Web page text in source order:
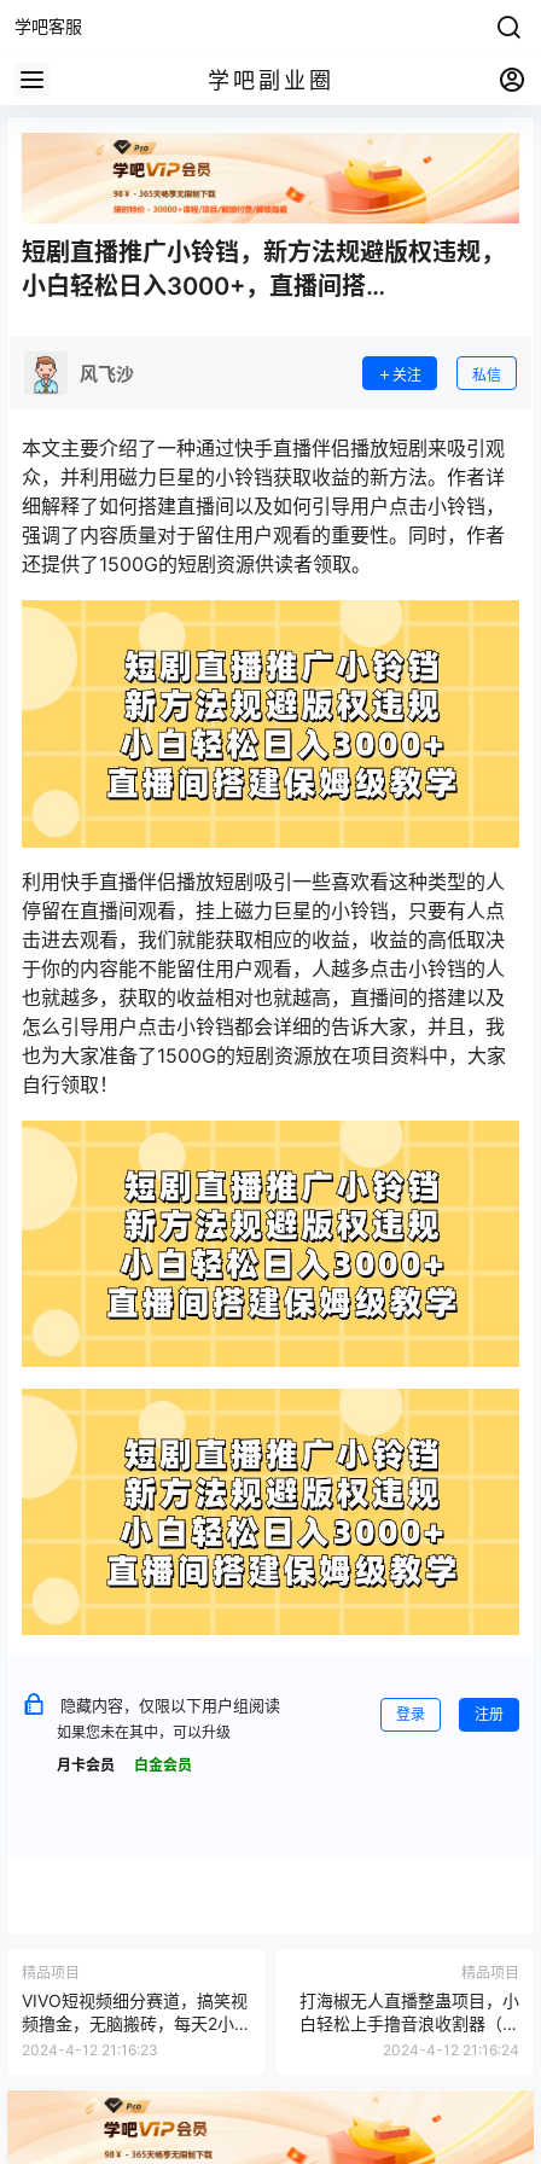
学吧客服
学吧副业圈
短剧直播推广小铃铛，新方法规避版权违规，
小白轻松日入3000+，直播间搭…
风飞沙 关注 私信
本文主要介绍了一种通过快手直播伴侣播放短剧来吸引观
众，并利用磁力巨星的小铃铛获取收益的新方法。作者详
细解释了如何搭建直播间以及如何引导用户点击小铃铛，
强调了内容质量对于留住用户观看的重要性。同时，作者
还提供了1500G的短剧资源供读者领取。
利用快手直播伴侣播放短剧吸引一些喜欢看这种类型的人
停留在直播间观看，挂上磁力巨星的小铃铛，只要有人点
击进去观看，我们就能获取相应的收益，收益的高低取决
于你的内容能不能留住用户观看，人越多点击小铃铛的人
也就越多，获取的收益相对也就越高，直播间的搭建以及
怎么引导用户点击小铃铛都会详细的告诉大家，并且，我
也为大家准备了1500G的短剧资源放在项目资料中，大家
自行领取！
隐藏内容，仅限以下用户组阅读
如果您未在其中，可以升级
月卡会员
白金会员
登录 注册
精品项目
VIVO短视频细分赛道，搞笑视
频撸金，无脑搬砖，每天2小时
日入500+，保姆式教程
2024-4-12 21:16:23
精品项目
打海椒无人直播整蛊项目，小
白轻松上手撸音浪收割器（教
程+工具+素材）
2024-4-12 21:16:24